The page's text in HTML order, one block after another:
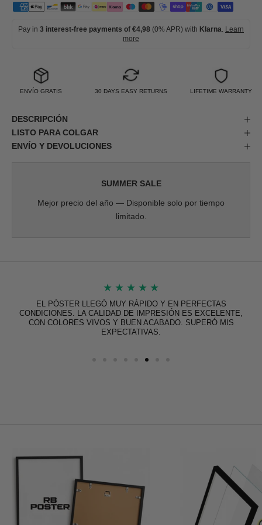
Pay in 3 interest-free payments of €4,98 (0% APR) with Klarna. Learn
more
ENVÍO GRATIS 30 DAYS EASY RETURNS LIFETIME WARRANTY
DESCRIPCIÓN
LISTO PARA COLGAR
ENVÍO Y DEVOLUCIONES
SUMMER SALE
Mejor precio del año — Disponible solo por tiempo
limitado.
★ ★ ★ ★ ★
EL PÓSTER LLEGÓ MUY RÁPIDO Y EN PERFECTAS
CONDICIONES. LA CALIDAD DE IMPRESIÓN ES EXCELENTE,
CON COLORES VIVOS Y BUEN ACABADO. SUPERÓ MIS
EXPECTATIVAS.